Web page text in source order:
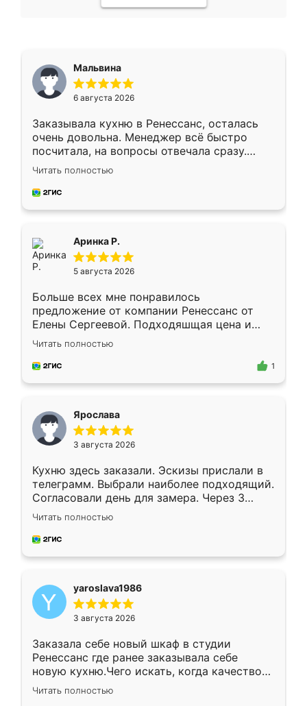
Мальвина
6 августа 2026
Заказывала кухню в Ренессанс, осталась
очень довольна. Менеджер всё быстро
посчитала, на вопросы отвечала сразу.
Замерщик приехал в субботу, подошёл к
делу со всей ответственностью. Собрали
за день, ребята работали аккуратно, даже
Читать полностью
Аринка Р.
5 августа 2026
Больше всех мне понравилось
предложение от компании Ренессанс от
Елены Сергеевой. Подходяшщая цена и
короткие сроки изготовления. Приехавший
для замера сотрудник Владислав
предложил по моему эскизу самый
Читать полностью
1
Ярослава
3 августа 2026
Кухню здесь заказали. Эскизы прислали в
телеграмм. Выбрали наиболее подходящий.
Согласовали день для замера. Через 3
недели кухня была уже готова. Остались
довольны работой. Спасибо Ренессанс
мебель за качественную работу!
Читать полностью
yaroslava1986
3 августа 2026
Заказала себе новый шкаф в студии
Ренессанс где ранее заказывала себе
новую кухню.Чего искать, когда качеством
вполне довольна. Служит кухня уже почти
два года, нареканий нет.
Читать полностью